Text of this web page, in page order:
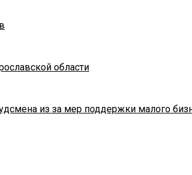
области
из за мер поддержки малого